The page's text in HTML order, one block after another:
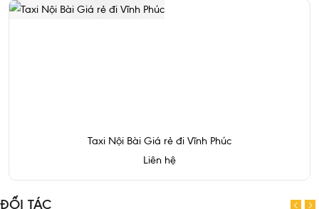
Taxi Nội Bài Giá rẻ đi Vĩnh Phúc
Liên hệ
ĐỐI TÁC